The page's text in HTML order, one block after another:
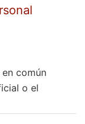
común
o el